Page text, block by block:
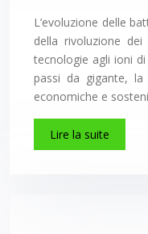
L’evoluzione delle
della rivoluzione
tecnologie agli ioni
passi da gigante,
economiche e
Lire la suite